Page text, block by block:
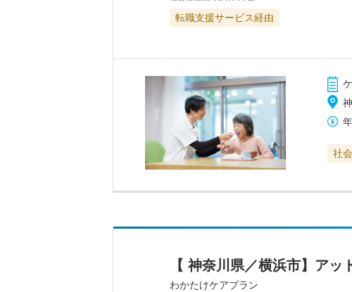
転職支援サービス経由
社
【 神奈川県／横浜市】ア
わかたけケアプラン